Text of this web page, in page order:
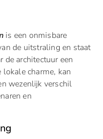
is een onmisbare
de uitstraling en staat
de architectuur een
charme, kan
wezenlijk verschil
en